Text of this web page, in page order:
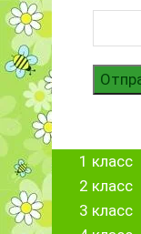
1 класс
2 класс
3 класс